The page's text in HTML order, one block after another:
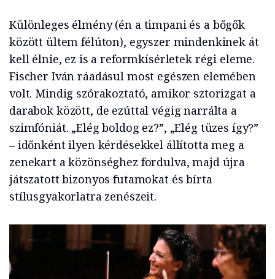
Különleges élmény (én a timpani és a bőgők
között ültem félúton), egyszer mindenkinek át
kell élnie, ez is a reformkísérletek régi eleme.
Fischer Iván ráadásul most egészen elemében
volt. Mindig szórakoztató, amikor sztorizgat a
darabok között, de ezúttal végig narrálta a
szimfóniát. „Elég boldog ez?”, „Elég tüzes így?”
– időnként ilyen kérdésekkel állította meg a
zenekart a közönséghez fordulva, majd újra
játszatott bizonyos futamokat és bírta
stílusgyakorlatra zenészeit.